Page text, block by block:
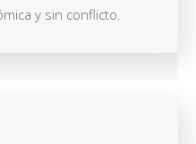
y sin conflicto.